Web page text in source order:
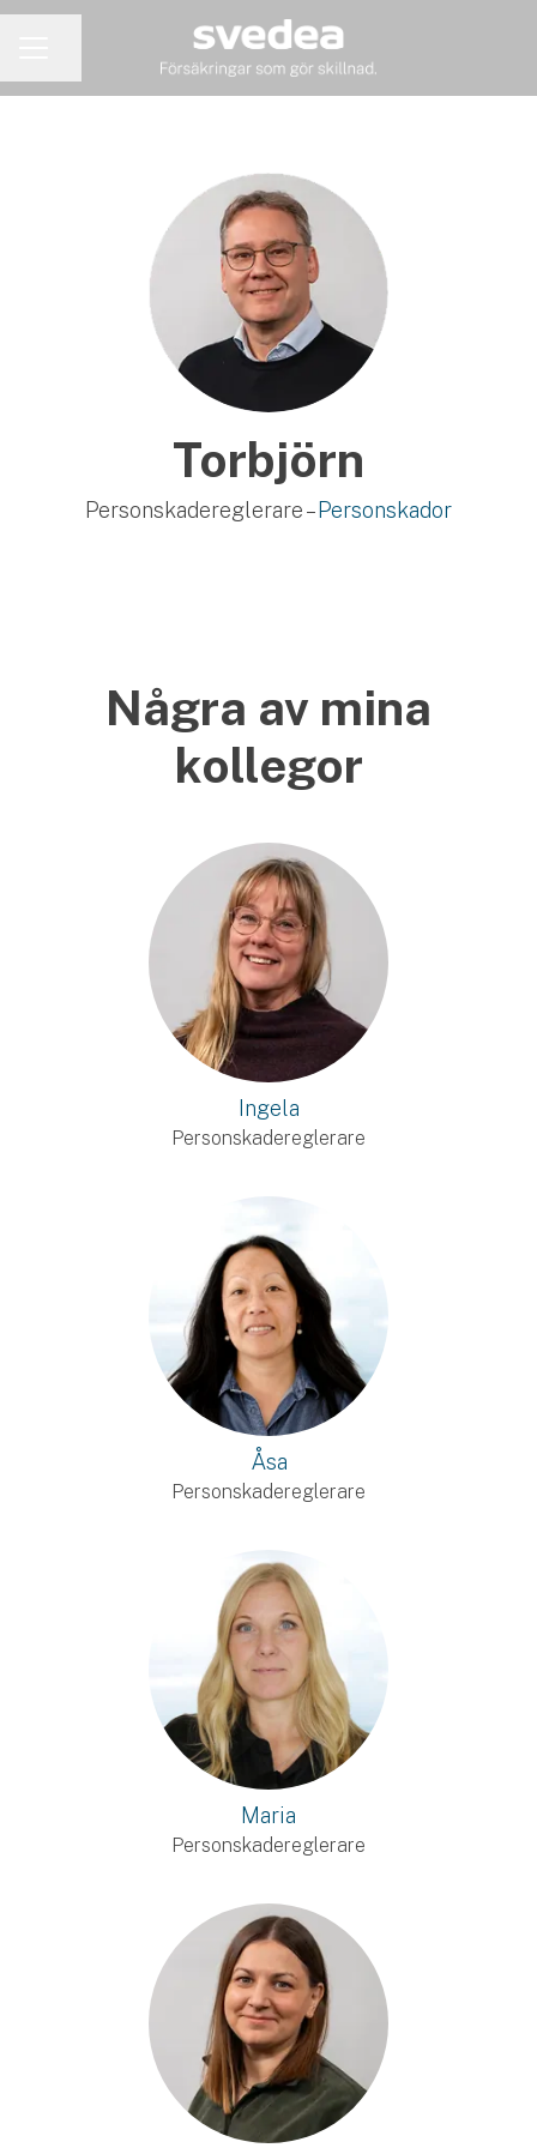
Torbjörn
Personskadereglerare – Personskador
Några av mina
kollegor
Ingela
Personskadereglerare
Åsa
Personskadereglerare
Maria
Personskadereglerare